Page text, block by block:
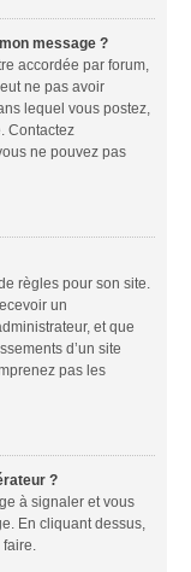
message ?
accordée par forum,
ne pas avoir
lequel vous postez,
Contactez
ne pouvez pas
règles pour son site.
un
et que
d’un site
pas les
?
à signaler et vous
En cliquant dessus,
faire.